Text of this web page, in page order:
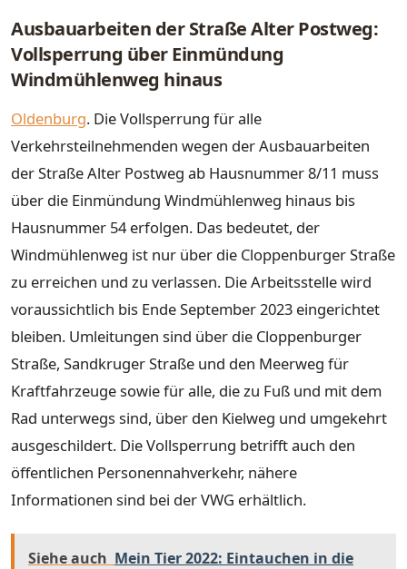
Ausbauarbeiten der Straße Alter Postweg:
Vollsperrung über Einmündung
Windmühlenweg hinaus
Oldenburg. Die Vollsperrung für alle
Verkehrsteilnehmenden wegen der Ausbauarbeiten
der Straße Alter Postweg ab Hausnummer 8/11 muss
über die Einmündung Windmühlenweg hinaus bis
Hausnummer 54 erfolgen. Das bedeutet, der
Windmühlenweg ist nur über die Cloppenburger Straße
zu erreichen und zu verlassen. Die Arbeitsstelle wird
voraussichtlich bis Ende September 2023 eingerichtet
bleiben. Umleitungen sind über die Cloppenburger
Straße, Sandkruger Straße und den Meerweg für
Kraftfahrzeuge sowie für alle, die zu Fuß und mit dem
Rad unterwegs sind, über den Kielweg und umgekehrt
ausgeschildert. Die Vollsperrung betrifft auch den
öffentlichen Personennahverkehr, nähere
Informationen sind bei der VWG erhältlich.
Siehe auch Mein Tier 2022: Eintauchen in die